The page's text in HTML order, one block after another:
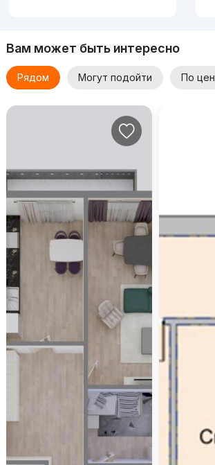
Вам может быть интересно
Рядом Могут подойти По